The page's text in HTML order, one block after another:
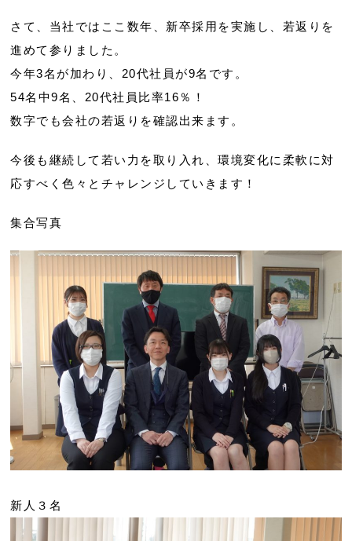
さて、当社ではここ数年、新卒採用を実施し、若返りを
進めて参りました。
今年3名が加わり、20代社員が9名です。
54名中9名、20代社員比率16％！
数字でも会社の若返りを確認出来ます。
今後も継続して若い力を取り入れ、環境変化に柔軟に対
応すべく色々とチャレンジしていきます！
集合写真
新人３名